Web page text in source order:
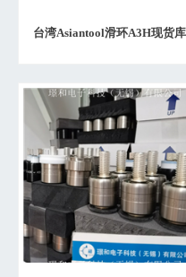
台湾Asiantool滑环A3H现货